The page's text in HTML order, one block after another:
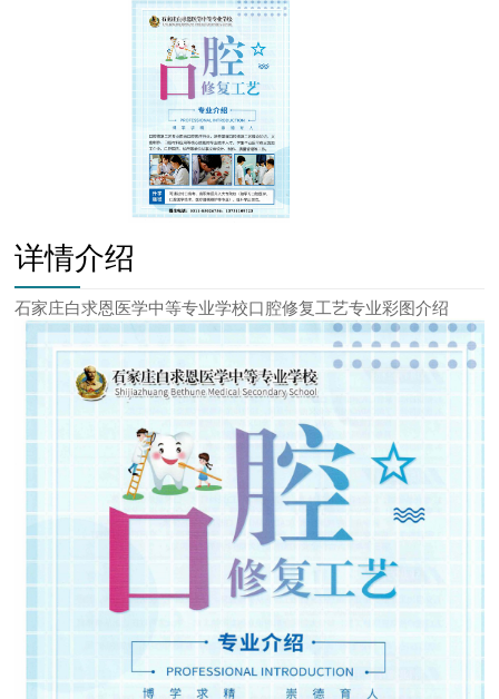
详情介绍
石家庄白求恩医学中等专业学校口腔修复工艺专业彩图介绍